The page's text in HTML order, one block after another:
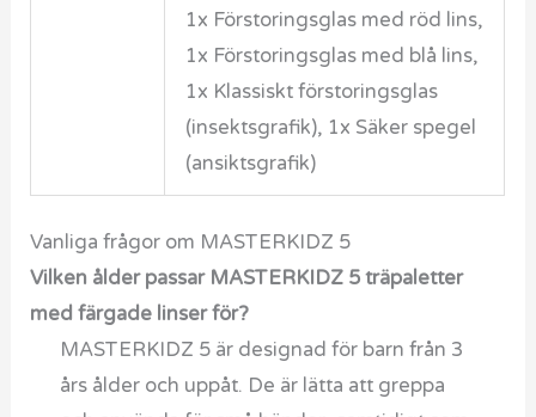
1x Förstoringsglas med röd lins,
1x Förstoringsglas med blå lins,
1x Klassiskt förstoringsglas
(insektsgrafik), 1x Säker spegel
(ansiktsgrafik)
Vanliga frågor om MASTERKIDZ 5
Vilken ålder passar MASTERKIDZ 5 träpaletter
med färgade linser för?
MASTERKIDZ 5 är designad för barn från 3
års ålder och uppåt. De är lätta att greppa